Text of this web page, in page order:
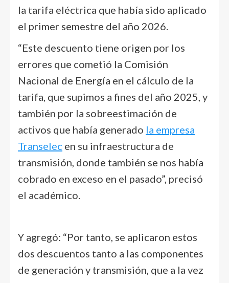
la tarifa eléctrica que había sido aplicado
el primer semestre del año 2026.
“Este descuento tiene origen por los
errores que cometió la Comisión
Nacional de Energía en el cálculo de la
tarifa, que supimos a fines del año 2025, y
también por la sobreestimación de
activos que había generado la empresa
Transelec en su infraestructura de
transmisión, donde también se nos había
cobrado en exceso en el pasado”, precisó
el académico.
Y agregó: “Por tanto, se aplicaron estos
dos descuentos tanto a las componentes
de generación y transmisión, que a la vez